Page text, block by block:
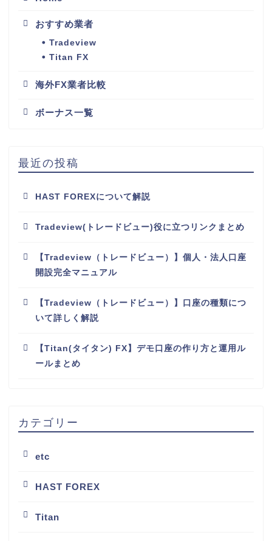
おすすめ業者
Tradeview
Titan FX
海外FX業者比較
ボーナス一覧
最近の投稿
HAST FOREXについて解説
Tradeview(トレードビュー)役に立つリンクまとめ
【Tradeview（トレードビュー）】個人・法人口座
開設完全マニュアル
【Tradeview（トレードビュー）】口座の種類につ
いて詳しく解説
【Titan(タイタン) FX】デモ口座の作り方と運用ル
ールまとめ
カテゴリー
etc
HAST FOREX
Titan